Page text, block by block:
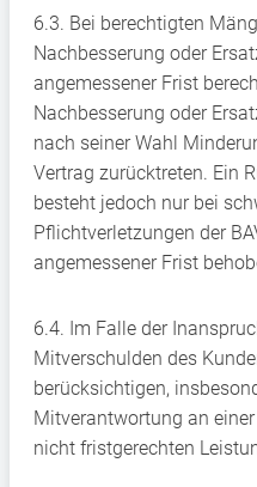
6.3. Bei berechtigten
Nachbesserung oder
angemessener Frist
Nachbesserung oder
nach seiner Wahl
Vertrag zurücktreten. Ein
besteht jedoch nur bei
Pflichtverletzungen der
angemessener Frist
6.4. Im Falle der
Mitverschulden des
berücksichtigen,
Mitverantwortung an
nicht fristgerechten